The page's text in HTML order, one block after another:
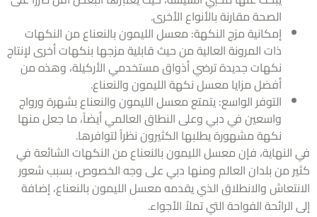
الصحة مقارنة بالأنواع الأخرى.
إمكانية مزج النكهة: معسل الليمون بالنعناع من النكهات
ذات المرونة العالية من حيث قابلية مزجها بنكهات أخرى لإنتاج
نكهات جديدة ترضي أذواق مستخدمي الأركيلة، وهذه من
أفضل مزايا معسل نكهة الليمون والنعناع.
التوفر الواسع: يتمتع معسل الليمون والنعناع بشهرة ورواج
واسعين في دبي وعلى النطاق العالمي أيضاً، ما جعل منها
نكهة مشهورة يطلبها الكثيرون نظراً لتوافرها.
فإن معسل الليمون بالنعناع من النكهات الشائعة في
من بلدان العالم ومنها دبي على وجه الخصوص، بسبب شعور
والانطلاق الذي يقدمه معسل الليمون بالنعناع، إضافة
الفواحة التي تملاُ الأجواء.